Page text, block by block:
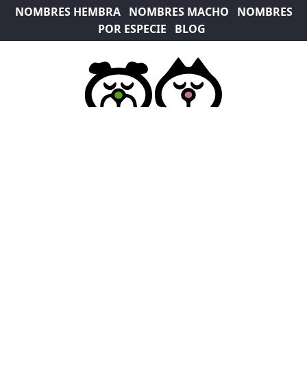
NOMBRES HEMBRA NOMBRES MACHO
NOMBRES
POR ESPECIE
BLOG